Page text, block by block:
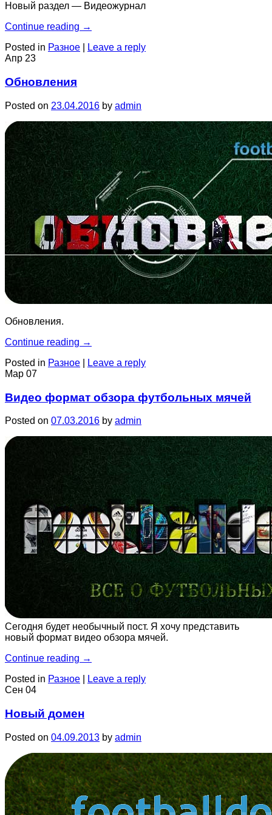
Новый раздел — Видеожурнал
Continue reading →
Posted in Разное
Leave a reply
Апр 23
Обновления
Posted on 23.04.2016 by admin
Обновления.
Continue reading →
Posted in Разное
Leave a reply
Мар 07
Видео формат обзора футбольных мячей
Posted on 07.03.2016 by admin
Сегодня будет необычный пост. Я хочу представить
новый формат видео обзора мячей.
Continue reading →
Posted in Разное
Leave a reply
Сен 04
Новый домен
Posted on 04.09.2013 by admin